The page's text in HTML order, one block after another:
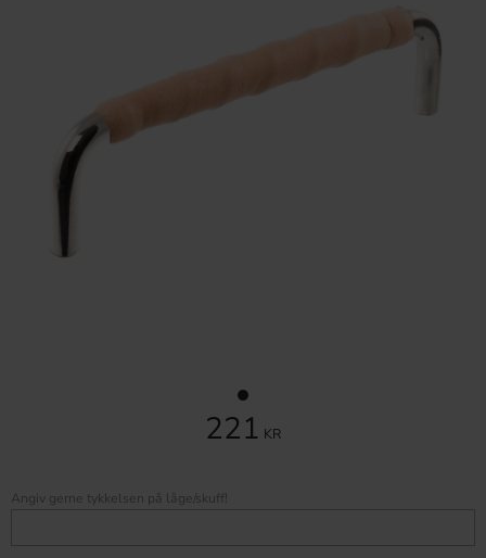
221 KR
Angiv gerne tykkelsen på låge/skuff!